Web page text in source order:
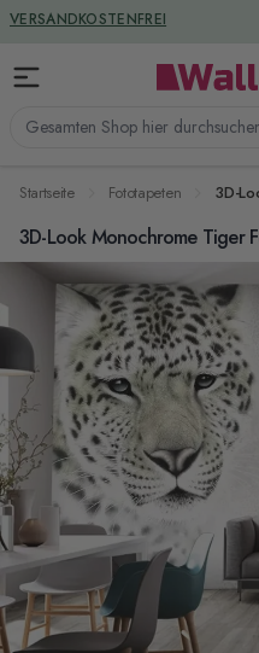
Zum Inhalt springen
Gesamten Shop hier
VERSANDKOSTENFREI
GREENGUARD ZERTIFIZIERT
Startseite Fototapeten 3D-
3D-Look Monochrome Tiger